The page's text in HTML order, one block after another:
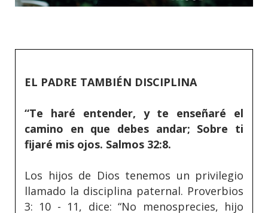
EL PADRE TAMBIÉN DISCIPLINA
“Te haré entender, y te enseñaré el
camino en que debes andar; Sobre ti
fijaré mis ojos. Salmos 32:8.
Los hijos de Dios tenemos un privilegio
llamado la disciplina paternal. Proverbios
3: 10 - 11, dice: “No menosprecies, hijo